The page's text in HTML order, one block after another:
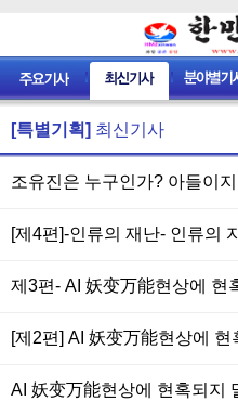
[특별기획] 최신기사
조유진은 누구인가? 아들이
[제4편]-인류의 재난- 인류의
제3편- AI 妖变万能현상에 현
[제2편] AI 妖变万能현상에 현
AI 妖变万能현상에 현혹되지